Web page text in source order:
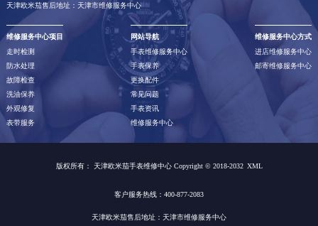
天津欧米茄售后地址：天津市维修服务中心
维修服务中心项目
走时检测
防水处理
故障检查
洗油保养
外观修复
表带服务
网站导航
手表维修服务中心
手表保养
更换配件
常见问题
手表资讯
维修服务中心
维修服务中心方式
进店维修服务中心
邮寄维修服务中心
版权所有： 天津欧米茄手表维修中心 Copyright © 2018-2032 XML
客户服务热线：400-877-2083
天津欧米茄售后地址：天津市维修服务中心